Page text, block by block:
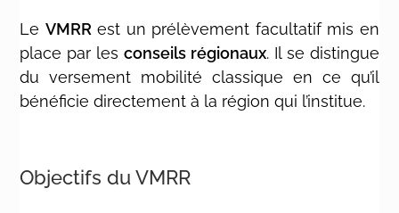
Le VMRRest un prélèvement facultatif mis en
place par lesconseils régionaux. Il se distingue
du versement mobilité classique en ce qu’il
bénéficie directement à la région qui l’institue.
Objectifs du VMRR